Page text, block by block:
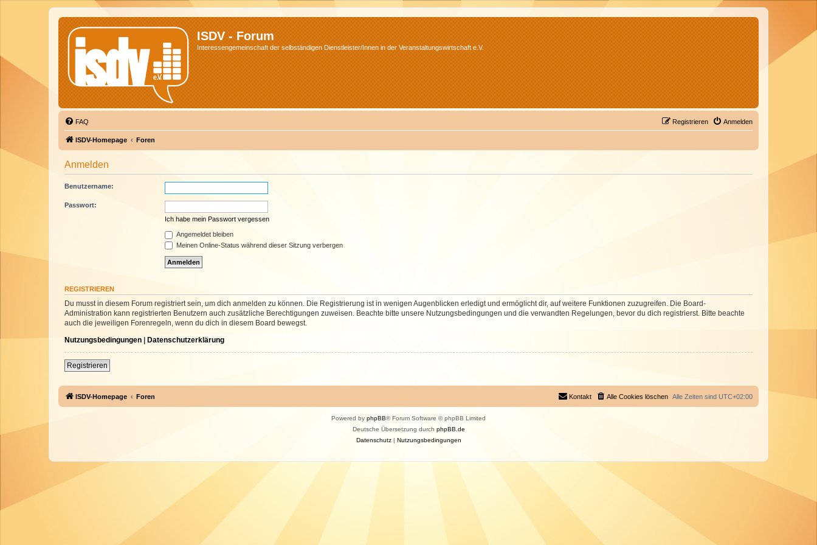
ISDV - Forum
Interessengemeinschaft der selbständigen Dienstleister/Innen in der Veranstaltungswirtschaft e.V.
FAQ Anmelden
Registrieren
ISDV-Homepage Foren
Anmelden
Benutzername:
Passwort:
Ich habe mein Passwort vergessen
Angemeldet bleiben
Meinen Online-Status während dieser Sitzung verbergen
REGISTRIEREN
Du musst in diesem Forum registriert sein, um dich anmelden zu können. Die Registrierung ist in wenigen Augenblicken erledigt und ermöglicht dir, auf weitere Funktionen zuzugreifen. Die Board-
Administration kann registrierten Benutzern auch zusätzliche Berechtigungen zuweisen. Beachte bitte unsere Nutzungsbedingungen und die verwandten Regelungen, bevor du dich registrierst. Bitte beachte
auch die jeweiligen Forenregeln, wenn du dich in diesem Board bewegst.
Nutzungsbedingungen | Datenschutzerklärung
Registrieren
ISDV-Homepage Foren Alle Zeiten sind UTC+02:00
Alle Cookies löschen
Kontakt
Powered by phpBB® Forum Software © phpBB Limited
Deutsche Übersetzung durch phpBB.de
Datenschutz| Nutzungsbedingungen